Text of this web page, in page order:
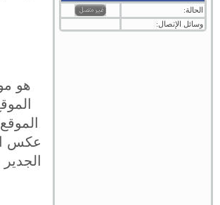
الحالة:
وسائل الإتصال:
هو
عكس